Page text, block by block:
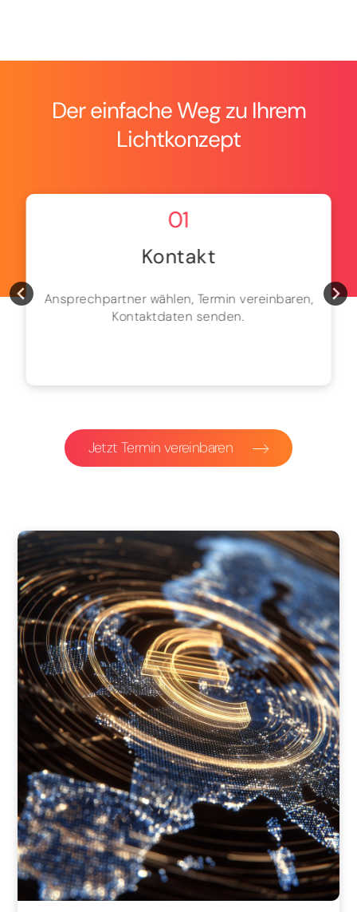
Der einfache Weg zu Ihrem
Lichtkonzept
01
Kontakt
Ansprechpartner wählen, Termin vereinbaren,
Kontaktdaten senden.
Jetzt Termin vereinbaren